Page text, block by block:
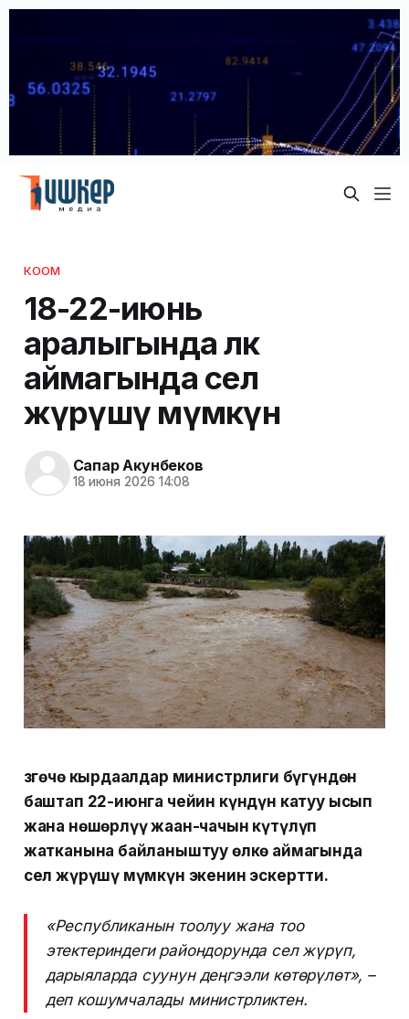
КООМ
18-22-июнь
аралыгында өлкө
аймагында сел
жүрүшү мүмкүн
Сапар Акунбеков
18 июня 2026 14:08
Өзгөчө кырдаалдар министрлиги бүгүндөн
баштап 22-июнга чейин күндүн катуу ысып
жана нөшөрлүү жаан-чачын күтүлүп
жатканына байланыштуу өлкө аймагында
сел жүрүшү мүмкүн экенин эскертти.
«Республиканын тоолуу жана тоо
этектериндеги райондорунда сел жүрүп,
дарыяларда суунун деңгээли көтөрүлөт», –
деп кошумчалады министрликтен.